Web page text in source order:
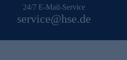
24/7 E-Mail-Service
service@hse.de